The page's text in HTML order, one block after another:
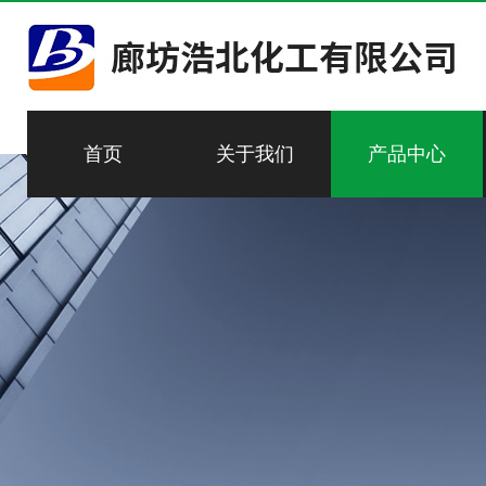
首页 关于我们 产品中心